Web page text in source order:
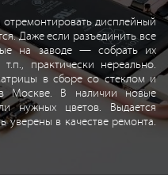
дисплейный
Даже если разъединить все
на заводе — собрать их
практически нереально.
в сборе со стеклом и
Москве. В наличии новые
нужных цветов. Выдается
уверены в качестве ремонта.